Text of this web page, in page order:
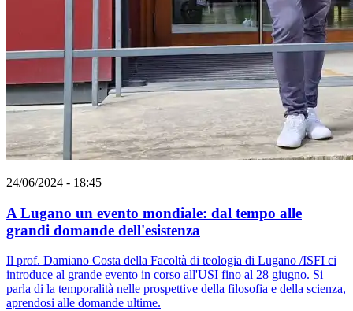
24/06/2024 - 18:45
A Lugano un evento mondiale: dal tempo alle
grandi domande dell'esistenza
Il prof. Damiano Costa della Facoltà di teologia di Lugano /ISFI ci
introduce al grande evento in corso all'USI fino al 28 giugno. Si
parla di la temporalità nelle prospettive della filosofia e della scienza,
aprendosi alle domande ultime.